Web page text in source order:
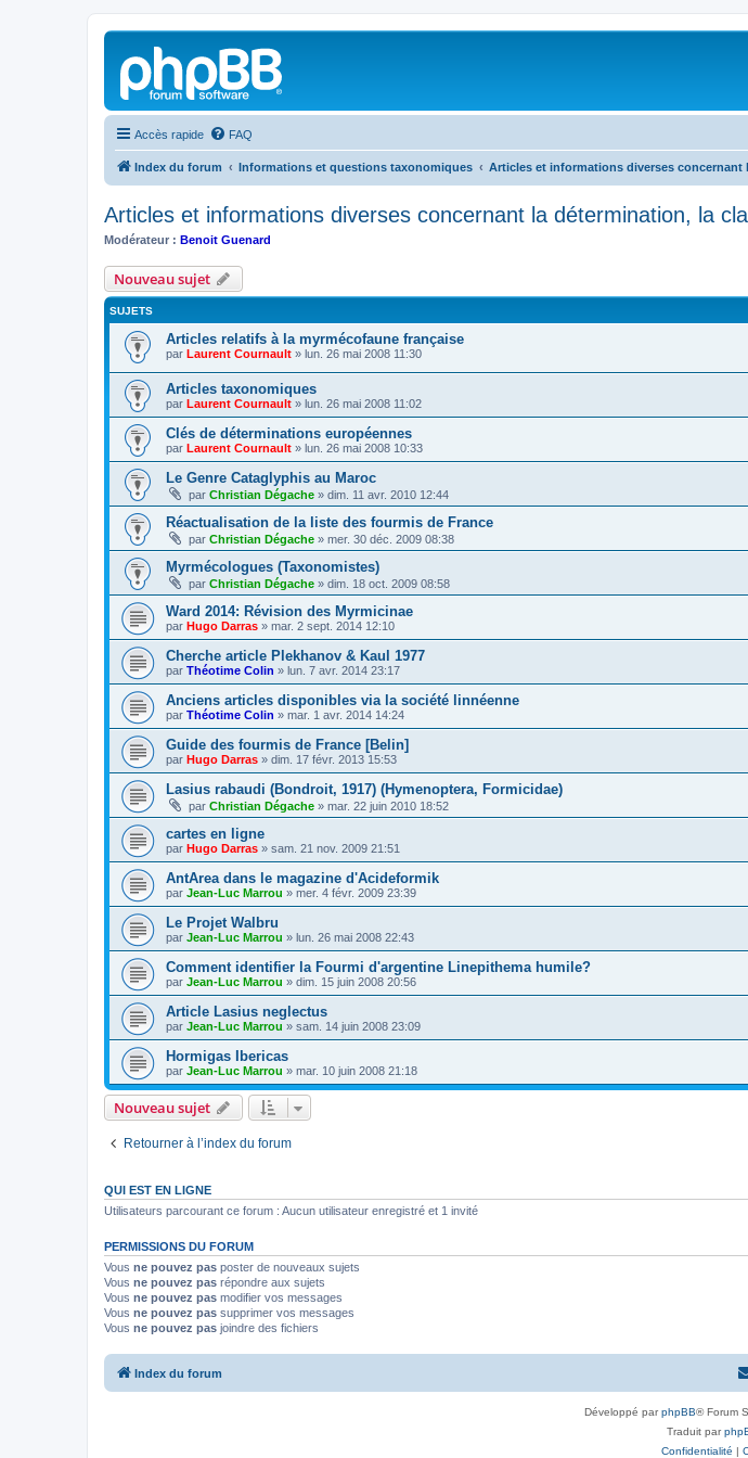
Accès rapide FAQ
Index du forum Informations et questions taxonomiques Articles et informations diverses
Articles et informations diverses concernant la détermination, la
Modérateur : Benoit Guenard
Nouveau sujet
SUJETS
Articles relatifs à la myrmécofaune française
par Laurent Cournault » lun. 26 mai 2008 11:30
Articles taxonomiques
par Laurent Cournault » lun. 26 mai 2008 11:02
Clés de déterminations européennes
par Laurent Cournault » lun. 26 mai 2008 10:33
Le Genre Cataglyphis au Maroc
par Christian Dégache » dim. 11 avr. 2010 12:44
Réactualisation de la liste des fourmis de France
par Christian Dégache » mer. 30 déc. 2009 08:38
Myrmécologues (Taxonomistes)
par Christian Dégache » dim. 18 oct. 2009 08:58
Ward 2014: Révision des Myrmicinae
par Hugo Darras » mar. 2 sept. 2014 12:10
Cherche article Plekhanov & Kaul 1977
par Théotime Colin » lun. 7 avr. 2014 23:17
Anciens articles disponibles via la société linnéenne
par Théotime Colin » mar. 1 avr. 2014 14:24
Guide des fourmis de France [Belin]
par Hugo Darras » dim. 17 févr. 2013 15:53
Lasius rabaudi (Bondroit, 1917) (Hymenoptera, Formicidae)
par Christian Dégache » mar. 22 juin 2010 18:52
cartes en ligne
par Hugo Darras » sam. 21 nov. 2009 21:51
AntArea dans le magazine d'Acideformik
par Jean-Luc Marrou » mer. 4 févr. 2009 23:39
Le Projet Walbru
par Jean-Luc Marrou » lun. 26 mai 2008 22:43
Comment identifier la Fourmi d'argentine Linepithema humile?
par Jean-Luc Marrou » dim. 15 juin 2008 20:56
Article Lasius neglectus
par Jean-Luc Marrou » sam. 14 juin 2008 23:09
Hormigas Ibericas
par Jean-Luc Marrou » mar. 10 juin 2008 21:18
Nouveau sujet
Retourner à l’index du forum
QUI EST EN LIGNE
Utilisateurs parcourant ce forum : Aucun utilisateur enregistré et 1 invité
PERMISSIONS DU FORUM
Vous ne pouvez pas poster de nouveaux sujets
Vous ne pouvez pas répondre aux sujets
Vous ne pouvez pas modifier vos messages
Vous ne pouvez pas supprimer vos messages
Vous ne pouvez pas joindre des fichiers
Index du forum
Développé parphpBB® Forum
Traduit par
Confidentialité |